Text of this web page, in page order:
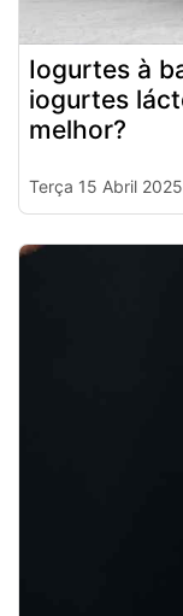
Iogurtes à
iogurtes
melhor?
Terça 15 Abril